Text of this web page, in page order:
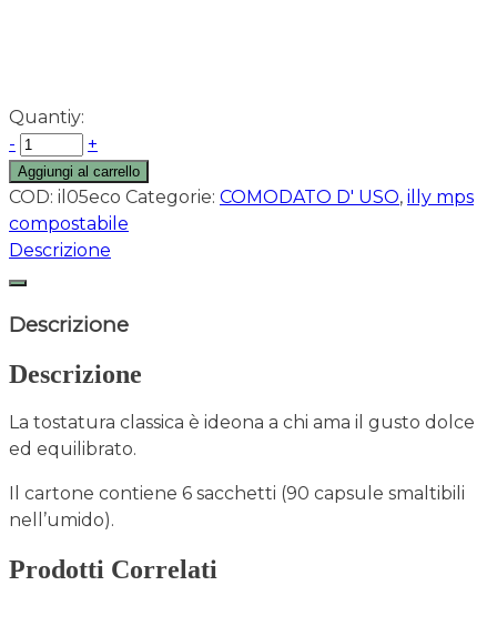
Quantiy:
-
+
Aggiungi al carrello
COD: il05eco Categorie: COMODATO D' USO, illy mps
compostabile
Descrizione
Descrizione
Descrizione
La tostatura classica è ideona a chi ama il gusto dolce
ed equilibrato.
Il cartone contiene 6 sacchetti (90 capsule smaltibili
nell’umido).
Prodotti Correlati